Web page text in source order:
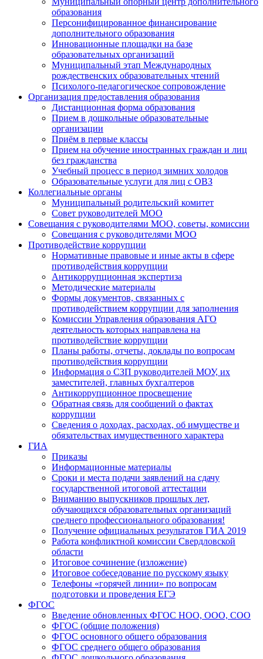
образования
Персонифицированное финансирование
дополнительного образования
Инновационные площадки на базе
образовательных организаций
Муниципальный этап Международных
рождественских образовательных чтений
Психолого-педагогическое сопровождение
Организация предоставления образования
Дистанционная форма образования
Прием в дошкольные образовательные
организации
Приём в первые классы
Прием на обучение иностранных граждан и лиц
без гражданства
Учебный процесс в период зимних холодов
Образовательные услуги для лиц с ОВЗ
Коллегиальные органы
Муниципальный родительский комитет
Совет руководителей МОО
Совещания с руководителями МОО, советы, комиссии
Совещания с руководителями МОО
Противодействие коррупции
Нормативные правовые и иные акты в сфере
противодействия коррупции
Антикоррупционная экспертиза
Методические материалы
Формы документов, связанных с
противодействием коррупции для заполнения
Комиссии Управления образования АГО
деятельность которых направлена на
противодействие коррупции
Планы работы, отчеты, доклады по вопросам
противодействия коррупции
Информация о СЗП руководителей МОУ, их
заместителей, главных бухгалтеров
Антикоррупционное просвещение
Обратная связь для сообщений о фактах
коррупции
Сведения о доходах, расходах, об имуществе и
обязательствах имущественного характера
ГИА
Приказы
Информационные материалы
Сроки и места подачи заявлений на сдачу
государственной итоговой аттестации
Вниманию выпускников прошлых лет,
обучающихся образовательных организаций
среднего профессионального образования!
Получение официальных результатов ГИА 2019
Работа конфликтной комиссии Свердловской
области
Итоговое сочинение (изложение)
Итоговое собеседование по русскому языку
Телефоны «горячей линии» по вопросам
подготовки и проведения ЕГЭ
ФГОС
Введение обновленных ФГОС НОО, ООО, СОО
ФГОС (общие положения)
ФГОС основного общего образования
ФГОС среднего общего образования